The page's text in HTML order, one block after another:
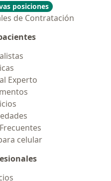
posiciones
de Contratación
Experto
celular